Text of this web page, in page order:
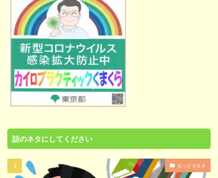
話のネタにしてください
もっとＱ＆Ａ